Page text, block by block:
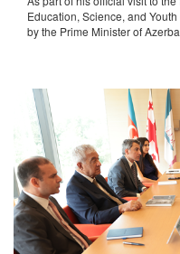
Education, Science, and
by the Prime Minister of